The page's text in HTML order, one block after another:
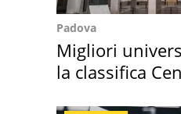
Padova
Migliori
la classifica